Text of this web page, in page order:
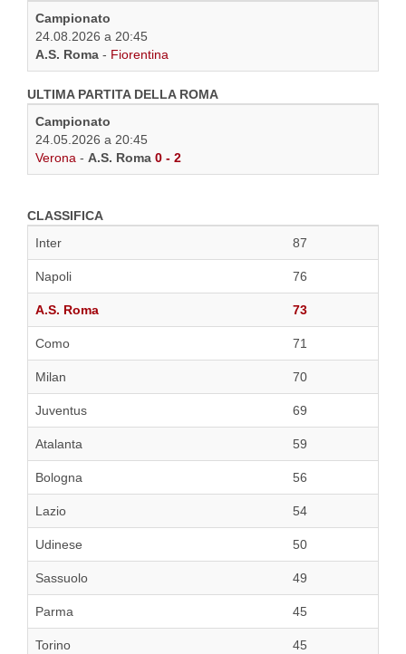
Campionato
24.08.2026 a 20:45
A.S. Roma - Fiorentina
ULTIMA PARTITA DELLA ROMA
Campionato
24.05.2026 a 20:45
Verona - A.S. Roma 0 - 2
CLASSIFICA
Inter
87
Napoli 76
A.S. Roma 73
Como 71
Milan 70
Juventus 69
Atalanta 59
Bologna 56
Lazio 54
Udinese 50
Sassuolo 49
Parma 45
Torino 45